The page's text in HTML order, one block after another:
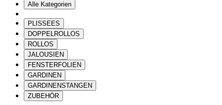
Alle Kategorien
PLISSEES
DOPPELROLLOS
ROLLOS
JALOUSIEN
FENSTERFOLIEN
GARDINEN
GARDINENSTANGEN
ZUBEHÖR